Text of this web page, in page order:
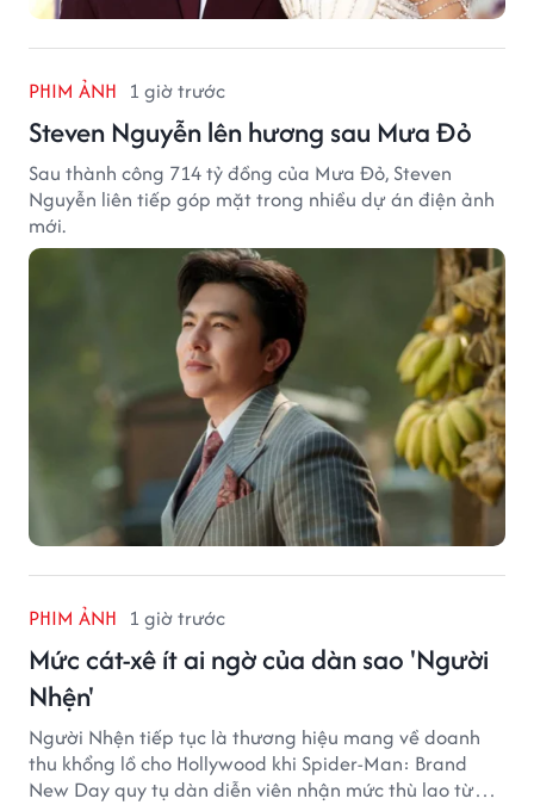
PHIM ẢNH 1 giờ trước
Steven Nguyễn lên hương sau Mưa Đỏ
Sau thành công 714 tỷ đồng của Mưa Đỏ, Steven
Nguyễn liên tiếp góp mặt trong nhiều dự án điện ảnh
mới.
PHIM ẢNH 1 giờ trước
Mức cát-xê ít ai ngờ của dàn sao 'Người
Nhện'
Người Nhện tiếp tục là thương hiệu mang về doanh
thu khổng lồ cho Hollywood khi Spider-Man: Brand
New Day quy tụ dàn diễn viên nhận mức thù lao từ